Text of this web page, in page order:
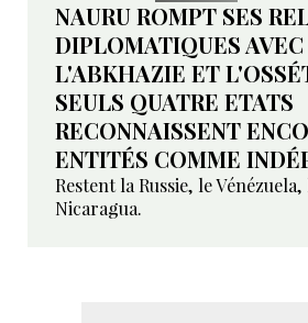
NAURU ROMPT SES
DIPLOMATIQUES AVEC
L'ABKHAZIE ET
SEULS QUATRE ETATS
RECONNAISSENT
ENTITÉS COMME
Restent la Russie, le
Nicaragua.